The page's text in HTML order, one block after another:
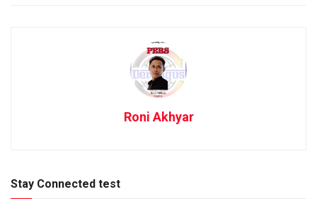
Roni Akhyar
Stay Connected test